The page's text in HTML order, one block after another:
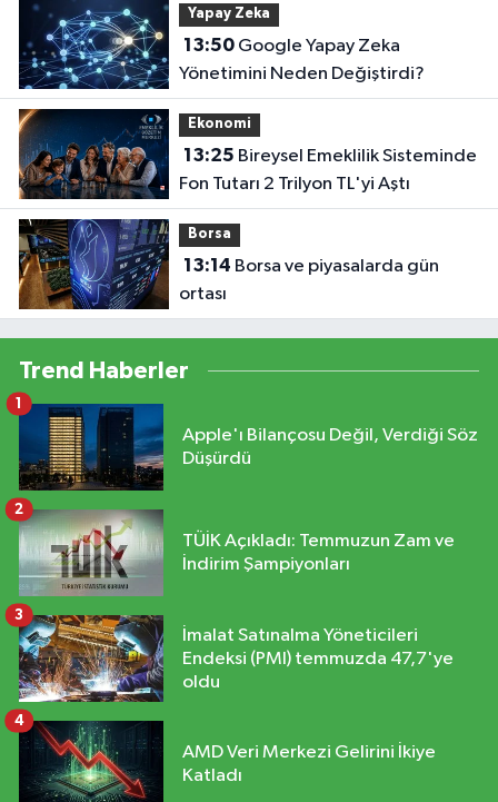
Yapay Zeka
13:50Google Yapay Zeka
Yönetimini Neden Değiştirdi?
Ekonomi
13:25
Fon Tutarı 2 Trilyon TL'yi Aştı
Borsa
13:14
ortası
Trend Haberler
Apple'ı Bilançosu Değil, Verdiği Söz
Düşürdü
1
TÜİK Açıkladı: Temmuzun Zam ve
İndirim Şampiyonları
2
İmalat Satınalma Yöneticileri
Endeksi (PMI) temmuzda 47,7'ye
oldu
3
AMD Veri Merkezi Gelirini İkiye
Katladı
4